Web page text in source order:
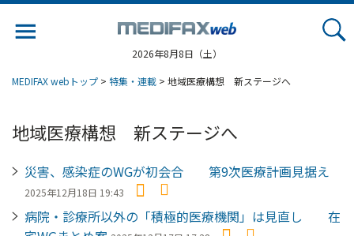
2026年8月8日（土）
MEDIFAX webトップ > 特集・連載 > 地域医療構想 新ステージへ
地域医療構想 新ステージへ
災害、感染症のWGが初会合 第9次医療計画見据え
2025年12月18日 19:43
病院・診療所以外の「積極的医療機関」は見直し 在